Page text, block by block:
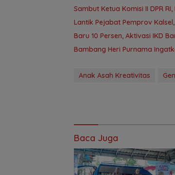
Sambut Ketua Komisi II DPR
Lantik Pejabat Pemprov
Baru 10 Persen, Aktivasi IKD
Bambang Heri Purnama
Anak Asah Kreativitas
Baca Juga